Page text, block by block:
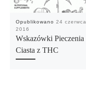
Opublikowano 24 czerwca
2016
Wskazówki Pieczenia
Ciasta z THC